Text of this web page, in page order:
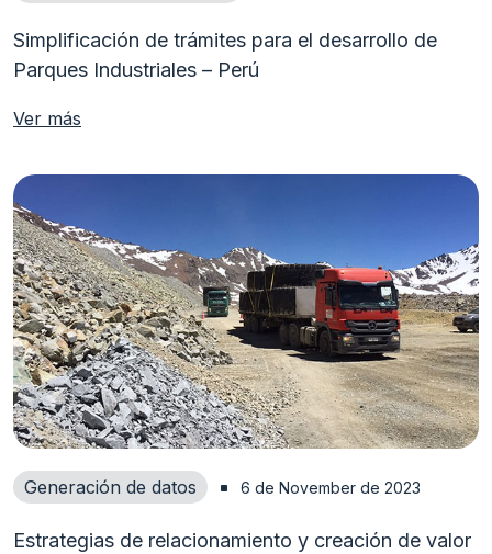
Simplificación de trámites para el desarrollo de
Parques Industriales – Perú
Ver más
Generación de datos 6 de November de 2023
Estrategias de relacionamiento y creación de valor